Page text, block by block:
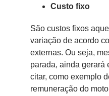
Custo fixo
São custos fixos
variação de acordo
externas. Ou seja,
parada, ainda gerará
citar, como exemplo
remuneração do